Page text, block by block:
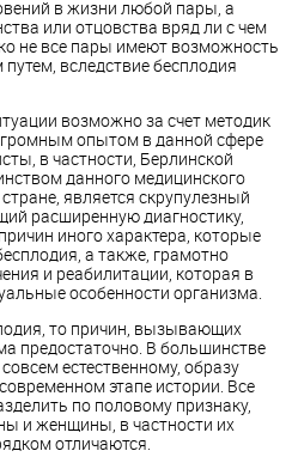
в жизни любой пары, а
или отцовства вряд ли с чем
не все пары имеют возможность
вследствие бесплодия
возможно за счет методик
опытом в данной сфере
в частности, Берлинской
данного медицинского
является скрупулезный
расширенную диагностику,
иного характера, которые
а также, грамотно
и реабилитации, которая в
особенности организма.
то причин, вызывающих
предостаточно. В большинстве
естественному, образу
этапе истории. Все
по половому признаку,
и женщины, в частности их
отличаются.